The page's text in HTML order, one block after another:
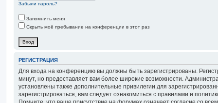
Забыли пароль?
Запомнить меня
Скрыть моё пребывание на конференции в этот раз
РЕГИСТРАЦИЯ
Для входа на конференцию вы должны быть зарегистрированы.
минут, но предоставляет вам более широкие возможности.
установлены также дополнительные привилегии для
зарегистрироваться, вам следует ознакомиться с правилами и